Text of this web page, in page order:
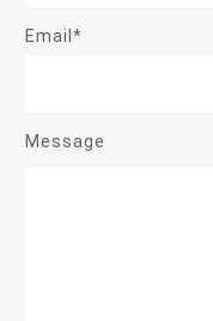
Email*
Message